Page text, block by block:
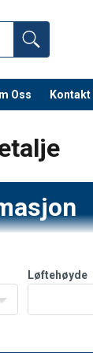
Oss Kontakt
Fortsett
og
Løftehøyde